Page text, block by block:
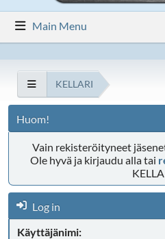
Main Menu
KELLARI
Huom!
Vain rekisteröityneet
Ole hyvä ja kirjaudu alla tai
Log in
Käyttäjänimi: